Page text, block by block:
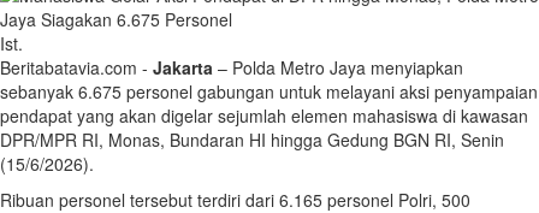
Ist.
Beritabatavia.com - Jakarta – Polda Metro Jaya menyiapkan
sebanyak 6.675 personel gabungan untuk melayani aksi penyampaian
pendapat yang akan digelar sejumlah elemen mahasiswa di kawasan
DPR/MPR RI, Monas, Bundaran HI hingga Gedung BGN RI, Senin
(15/6/2026).
Ribuan personel tersebut terdiri dari 6.165 personel Polri, 500